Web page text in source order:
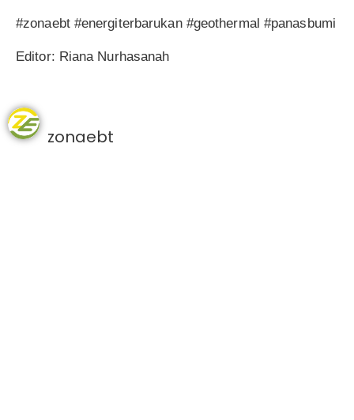
#zonaebt #energiterbarukan #geothermal #panasbumi
Editor: Riana Nurhasanah
zonaebt